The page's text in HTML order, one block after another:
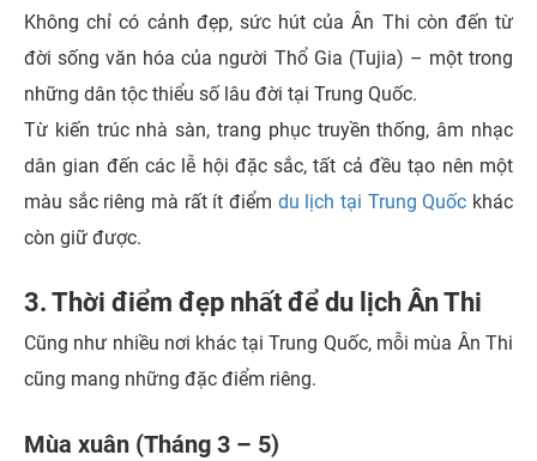
Không chỉ có cảnh đẹp, sức hút của Ân Thi còn đến từ
đời sống văn hóa của người Thổ Gia (Tujia) – một trong
những dân tộc thiểu số lâu đời tại Trung Quốc.
Từ kiến trúc nhà sàn, trang phục truyền thống, âm nhạc
dân gian đến các lễ hội đặc sắc, tất cả đều tạo nên một
màu sắc riêng mà rất ít điểm du lịch tại Trung Quốc khác
còn giữ được.
3. Thời điểm đẹp nhất để du lịch Ân Thi
Cũng như nhiều nơi khác tại Trung Quốc, mỗi mùa Ân Thi
cũng mang những đặc điểm riêng.
Mùa xuân (Tháng 3 – 5)